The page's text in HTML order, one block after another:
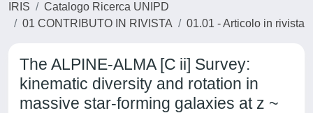
IRIS
Catalogo Ricerca UNIPD
01 CONTRIBUTO IN RIVISTA
01.01 - Articolo in rivista
The ALPINE-ALMA [C ii] Survey:
kinematic diversity and rotation in
massive star-forming galaxies at z ~